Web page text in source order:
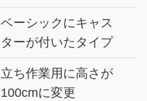
ベーシックにキャス
ターが付いたタイプ
立ち作業用に高さが
100cmに変更